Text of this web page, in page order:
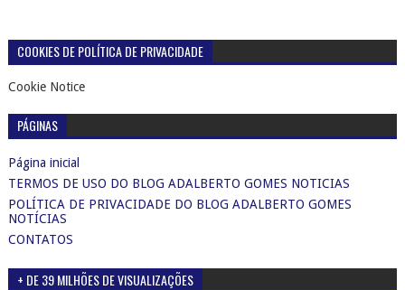
COOKIES DE POLÍTICA DE PRIVACIDADE
Cookie Notice
PÁGINAS
Página inicial
TERMOS DE USO DO BLOG ADALBERTO GOMES NOTICIAS
POLÍTICA DE PRIVACIDADE DO BLOG ADALBERTO GOMES
NOTÍCIAS
CONTATOS
+ DE 39 MILHÕES DE VISUALIZAÇÕES